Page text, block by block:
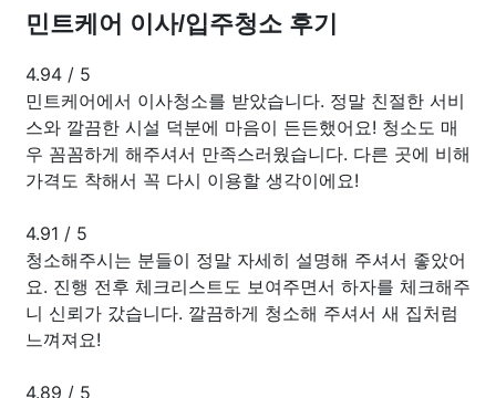
민트케어 이사/입주청소 후기
4.94 / 5
민트케어에서 이사청소를 받았습니다. 정말 친절한 서비
스와 깔끔한 시설 덕분에 마음이 든든했어요! 청소도 매
우 꼼꼼하게 해주셔서 만족스러웠습니다. 다른 곳에 비해
가격도 착해서 꼭 다시 이용할 생각이에요!
4.91 / 5
청소해주시는 분들이 정말 자세히 설명해 주셔서 좋았어
요. 진행 전후 체크리스트도 보여주면서 하자를 체크해주
니 신뢰가 갔습니다. 깔끔하게 청소해 주셔서 새 집처럼
느껴져요!
4.89 / 5